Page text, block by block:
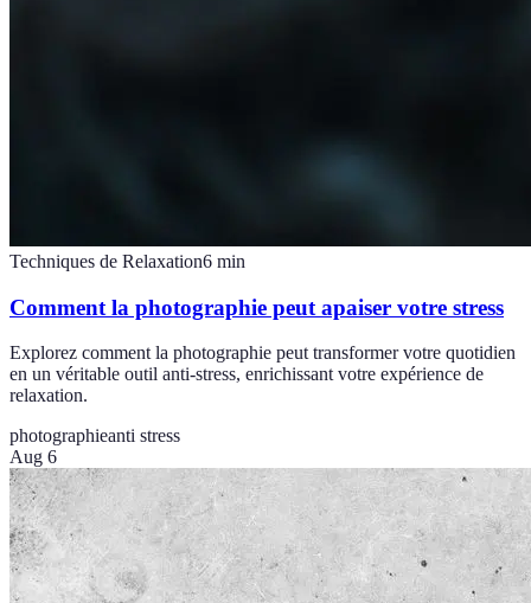
Techniques de Relaxation6 min
Comment la photographie peut apaiser votre stress
Explorez comment la photographie peut transformer votre quotidien
en un véritable outil anti-stress, enrichissant votre expérience de
relaxation.
photographieanti stress
Aug 6